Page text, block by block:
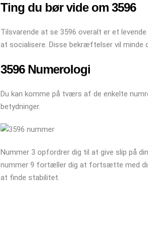
Ting du bør vide om 3596
Tilsvarende at se 3596 overalt er et
at socialisere. Disse bekræftelser vil minde
3596 Numerologi
Du kan komme på tværs af de enkelte
betydninger.
Nummer 3 opfordrer dig til at give slip på
nummer 9 fortæller dig at fortsætte med
at finde stabilitet.